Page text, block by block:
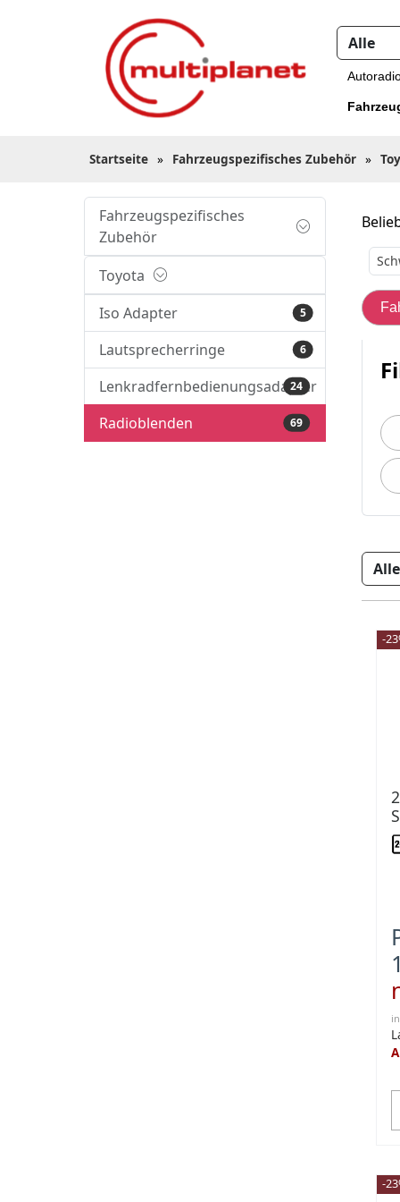
Startseite » Fahrzeugspezifisches Zubehör »
Fahrzeugspezifisches
Zubehör
Toyota
Iso Adapter
5
Lautsprecherringe 6
Lenkradfernbedienungsadapter
24
Radioblenden 69
-
-